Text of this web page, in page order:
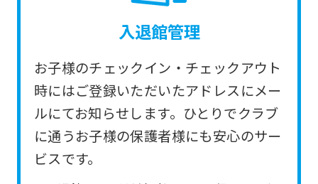
入退館管理
お子様のチェックイン・チェックアウト
時にはご登録いただいたアドレスにメー
ルにてお知らせします。ひとりでクラブ
に通うお子様の保護者様にも安心のサー
ビスです。
translation.
The
may
differ
from
the